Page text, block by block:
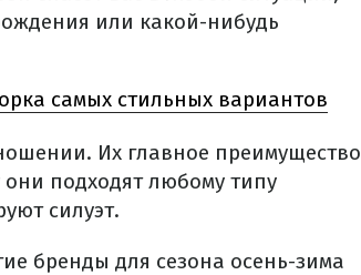
или какой-нибудь
самых стильных вариантов
Их главное преимущество
они подходят любому типу
силуэт.
бренды для сезона осень-зима